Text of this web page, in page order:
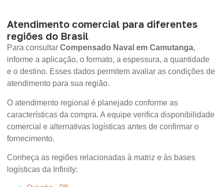
Atendimento comercial para diferentes
regiões do Brasil
Para consultar Compensado Naval em Camutanga,
informe a aplicação, o formato, a espessura, a quantidade
e o destino. Esses dados permitem avaliar as condições de
atendimento para sua região.
O atendimento regional é planejado conforme as
características da compra. A equipe verifica disponibilidade
comercial e alternativas logísticas antes de confirmar o
fornecimento.
Conheça as regiões relacionadas à matriz e às bases
logísticas da Infinity: